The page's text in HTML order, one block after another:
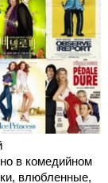
в комедийном
влюбленные,